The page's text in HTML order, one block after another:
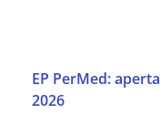
EP PerMed:
2026